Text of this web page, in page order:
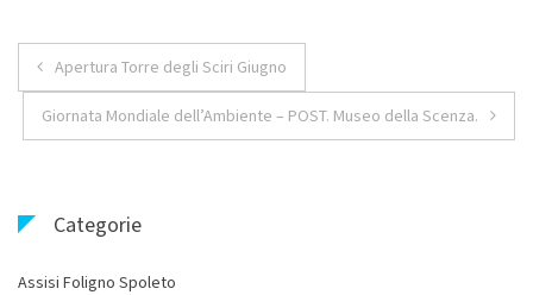
Navigazione
articoli
Apertura Torre degli Sciri Giugno
Giornata Mondiale dell’Ambiente – POST. Museo della Scenza.
Categorie
Assisi Foligno Spoleto